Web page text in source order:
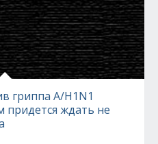
гриппа А/Н1N1
ждать не